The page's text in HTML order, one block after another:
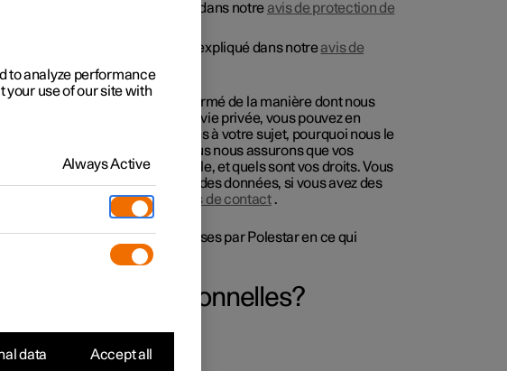
nos véhicules, qui est expliqué dans notreavis de protection de
de nos applications, qui est expliqué dans notreavis de
toujours en sécurité et informé de la manière dont nous
politique de protection de la vie privée, vous pouvez en
que nous collectons et traitons à votre sujet, pourquoi nous le
personnelles et comment nous nous assurons que vos
à la législation applicable, et quels sont vos droits. Vous
notre délégué à la protection des données, si vous avez des
personnelles. Voircoordonnées de contact.
pour refléter les mesures prises par Polestar en ce qui
données personnelles?
to analyze performance
your use of our site with
Always Active
data Accept all